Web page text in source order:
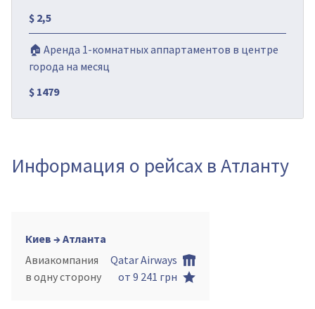
$ 2,5
🏠 Аренда 1-комнатных аппартаментов в центре
города на месяц
$ 1479
Информация о рейсах в Атланту
Киев → Атланта
Авиакомпания
Qatar Airways
в одну сторону
от 9 241 грн